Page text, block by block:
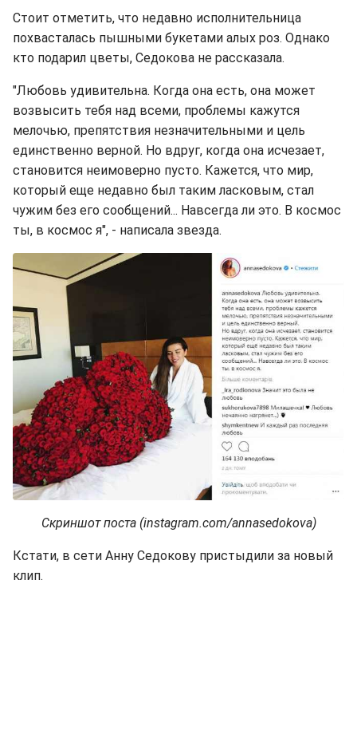
Стоит отметить, что недавно исполнительница
похвасталась пышными букетами алых роз. Однако
кто подарил цветы, Седокова не рассказала.
"Любовь удивительна. Когда она есть, она может
возвысить тебя над всеми, проблемы кажутся
мелочью, препятствия незначительными и цель
единственно верной. Но вдруг, когда она исчезает,
становится неимоверно пусто. Кажется, что мир,
который еще недавно был таким ласковым, стал
чужим без его сообщений... Навсегда ли это. В космос
ты, в космос я", - написала звезда.
Скриншот поста (instagram.com/annasedokova)
Кстати, в сети Анну Седокову пристыдили за новый
клип.